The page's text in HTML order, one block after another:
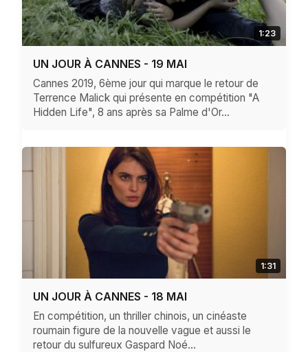
1:23
UN JOUR À CANNES - 19 MAI
Cannes 2019, 6ème jour qui marque le retour de
Terrence Malick qui présente en compétition "A
Hidden Life", 8 ans après sa Palme d'Or...
1:31
UN JOUR À CANNES - 18 MAI
En compétition, un thriller chinois, un cinéaste
roumain figure de la nouvelle vague et aussi le
retour du sulfureux Gaspard Noé...